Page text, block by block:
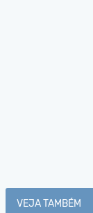
VEJA TAMBÉM